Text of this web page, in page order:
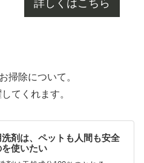
詳しくはこちら
掃除について。
てくれます。
剤は、ペットも人間も安全
使いたい